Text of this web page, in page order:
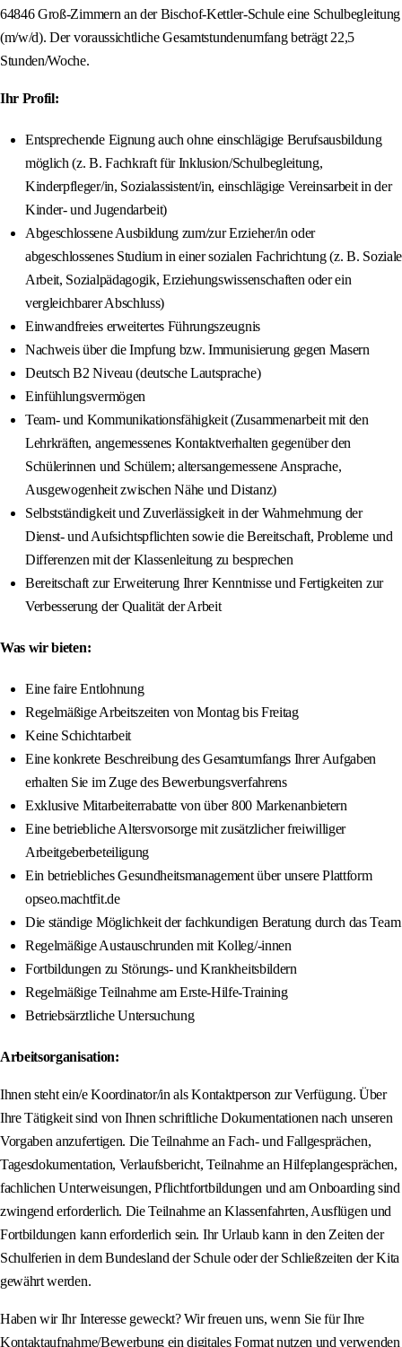
64846 Groß-Zimmern an der Bischof-Kettler-Schule eine Schulbegleitung
(m/w/d). Der voraussichtliche Gesamtstundenumfang beträgt 22,5
Stunden/Woche.
Ihr Profil:
Entsprechende Eignung auch ohne einschlägige Berufsausbildung
möglich (z. B. Fachkraft für Inklusion/Schulbegleitung,
Kinderpfleger/in, Sozialassistent/in, einschlägige Vereinsarbeit in der
Kinder- und Jugendarbeit)
Abgeschlossene Ausbildung zum/zur Erzieher/in oder
abgeschlossenes Studium in einer sozialen Fachrichtung (z. B. Soziale
Arbeit, Sozialpädagogik, Erziehungswissenschaften oder ein
vergleichbarer Abschluss)
Einwandfreies erweitertes Führungszeugnis
Nachweis über die Impfung bzw. Immunisierung gegen Masern
Deutsch B2 Niveau (deutsche Lautsprache)
Einfühlungsvermögen
Team‑ und Kommunikationsfähigkeit (Zusammenarbeit mit den
Lehrkräften, angemessenes Kontaktverhalten gegenüber den
Schülerinnen und Schülern; altersangemessene Ansprache,
Ausgewogenheit zwischen Nähe und Distanz)
Selbstständigkeit und Zuverlässigkeit in der Wahrnehmung der
Dienst‑ und Aufsichtspflichten sowie die Bereitschaft, Probleme und
Differenzen mit der Klassenleitung zu besprechen
Bereitschaft zur Erweiterung Ihrer Kenntnisse und Fertigkeiten zur
Verbesserung der Qualität der Arbeit
Was wir bieten:
Eine faire Entlohnung
Regelmäßige Arbeitszeiten von Montag bis Freitag
Keine Schichtarbeit
Eine konkrete Beschreibung des Gesamtumfangs Ihrer Aufgaben
erhalten Sie im Zuge des Bewerbungsverfahrens
Exklusive Mitarbeiterrabatte von über 800 Markenanbietern
Eine betriebliche Altersvorsorge mit zusätzlicher freiwilliger
Arbeitgeberbeteiligung
Ein betriebliches Gesundheitsmanagement über unsere Plattform
opseo.machtfit.de
Die ständige Möglichkeit der fachkundigen Beratung durch das Team
Regelmäßige Austauschrunden mit Kolleg/-innen
Fortbildungen zu Störungs‑ und Krankheitsbildern
Regelmäßige Teilnahme am Erste‑Hilfe‑Training
Betriebsärztliche Untersuchung
Arbeitsorganisation:
Ihnen steht ein/e Koordinator/in als Kontaktperson zur Verfügung. Über
Ihre Tätigkeit sind von Ihnen schriftliche Dokumentationen nach unseren
Vorgaben anzufertigen. Die Teilnahme an Fach‑ und Fallgesprächen,
Tagesdokumentation, Verlaufsbericht, Teilnahme an Hilfeplangesprächen,
fachlichen Unterweisungen, Pflichtfortbildungen und am Onboarding sind
zwingend erforderlich. Die Teilnahme an Klassenfahrten, Ausflügen und
Fortbildungen kann erforderlich sein. Ihr Urlaub kann in den Zeiten der
Schulferien in dem Bundesland der Schule oder der Schließzeiten der Kita
gewährt werden.
Haben wir Ihr Interesse geweckt? Wir freuen uns, wenn Sie für Ihre
Kontaktaufnahme/Bewerbung ein digitales Format nutzen und verwenden